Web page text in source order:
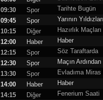
09:30
Spor
Tarihte Bugün
09:45
Spor
Yarının Yıldızları
10:15
Diğer
Hazırlık Maçları
12:00
Haber
Haber
12:15
Spor
Söz Taraftarda
12:30
Spor
Maçın Ardından
13:30
Spor
Evladıma
14:00
Haber
Haber
14:15
Diğer
Fenerium Saati